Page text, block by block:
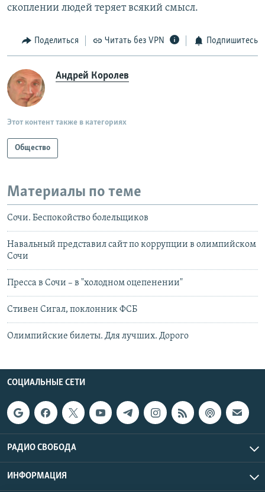
скоплении людей теряет всякий смысл.
Поделиться Читать без VPN Подпишитесь
Андрей Королев
Этот контент также в категориях
Общество
Материалы по теме
Сочи. Беспокойство болельщиков
Навальный представил сайт по коррупции в олимпийском
Сочи
Пресса в Сочи – в "холодном оцепенении"
Стивен Сигал, поклонник ФСБ
Олимпийские билеты. Для лучших. Дорого
СОЦИАЛЬНЫЕ СЕТИ
РАДИО СВОБОДА
ИНФОРМАЦИЯ